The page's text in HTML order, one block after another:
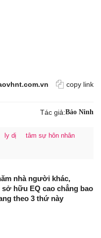
copy link
Tác giả:Bảo Ninh
ly dị
tâm sự hôn nhân
nhà người khác,
hữu EQ cao chẳng bao
theo 3 thứ này